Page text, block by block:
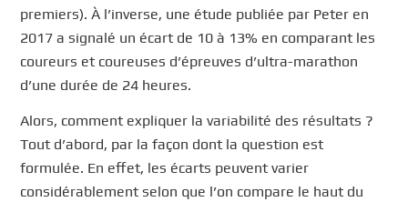
premiers). À l’inverse, une étude publiée par Peter en
2017 a signalé un écart de 10 à 13% en comparant les
coureurs et coureuses d’épreuves d’ultra-marathon
d’une durée de 24 heures.
Alors, comment expliquer la variabilité des résultats ?
Tout d’abord, par la façon dont la question est
formulée. En effet, les écarts peuvent varier
considérablement selon que l’on compare le haut du